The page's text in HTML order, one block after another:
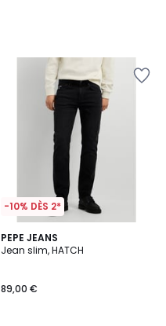
-10% DÈS 2*
PEPE JEANS
Jean slim, HATCH
89,00 €